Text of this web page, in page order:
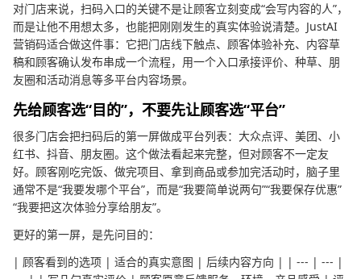
对门店来说，扫码入口的关键不是让顾客立刻变成“会写内容的人”，
而是让他不用想太多，也能把刚刚发生的真实体验说清楚。JustAI
营销码适合做这件事：它把门店线下触点、顾客体验补充、内容草
稿和顾客确认发布串成一个流程，用一个入口承接评价、种草、朋
友圈和活动消息等多平台内容场景。
先给顾客选“目的”，不要先让顾客选“平台”
很多门店会把扫码后的第一屏做成平台列表：大众点评、美团、小
红书、抖音、朋友圈。这个做法看起来完整，但对顾客不一定友
好。顾客刚吃完饭、做完项目、拿到商品或参加完活动时，脑子里
通常不是“我要发哪个平台”，而是“我要简单说两句”“我要保存优惠”
“我要把这次体验分享给朋友”。
更好的第一屏，是先问目的：
| 顾客看到的选项 | 适合的真实意图 | 后续内容方向 | | --- | --- |